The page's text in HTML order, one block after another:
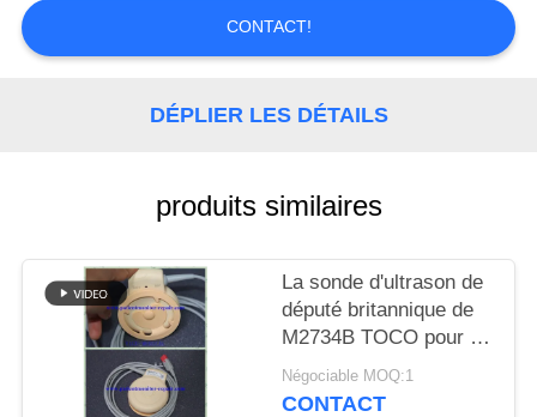
CONTRÔLE
DE
CONTACTER
DEMANDEZ
UN DEVIS
CONTACT!
DÉPLIER LES DÉTAILS
produits similaires
La sonde d'ultrason de
député britannique de
M2734B TOCO pour le
matériel médical partie
l'état d'Excellet
Négociable MOQ:1
CONTACT